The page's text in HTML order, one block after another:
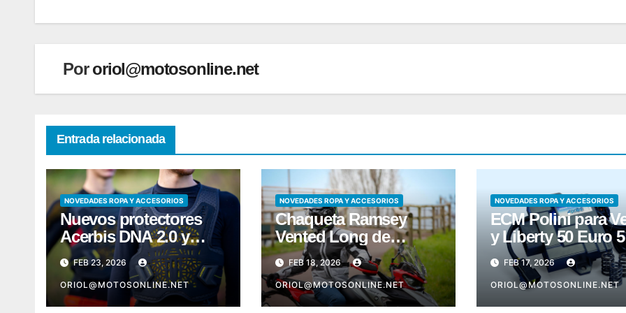
entradas
Pororiol@motosonline.net
Entrada relacionada
NOVEDADES ROPA Y ACCESORIOS
Nuevos protectores
Acerbis DNA 2.0 y
Plasma 2.0
FEB 23, 2026
ORIOL@MOTOSONLINE.NET
NOVEDADES ROPA Y ACCESORIOS
Chaqueta Ramsey
Vented Long de
Acerbis
FEB 18, 2026
ORIOL@MOTOSONLINE.NET
NOVEDADES ROPA Y ACCESORIOS
ECM Polini para
y Liberty 50 Euro 5
FEB 17, 2026
ORIOL@MOTOSONLINE.NET